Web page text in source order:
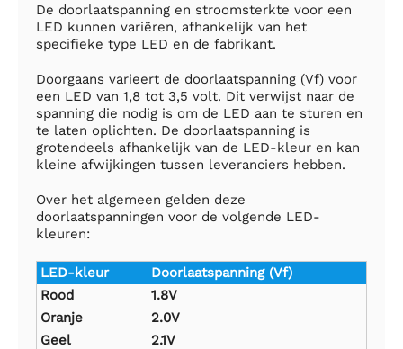
De doorlaatspanning en stroomsterkte voor een
LED kunnen variëren, afhankelijk van het
specifieke type LED en de fabrikant.
Doorgaans varieert de doorlaatspanning (Vf) voor
een LED van 1,8 tot 3,5 volt. Dit verwijst naar de
spanning die nodig is om de LED aan te sturen en
te laten oplichten. De doorlaatspanning is
grotendeels afhankelijk van de LED-kleur en kan
kleine afwijkingen tussen leveranciers hebben.
Over het algemeen gelden deze
doorlaatspanningen voor de volgende LED-
kleuren:
LED-kleur
Doorlaatspanning (Vf)
Rood
1.8V
Oranje
2.0V
Geel
2.1V